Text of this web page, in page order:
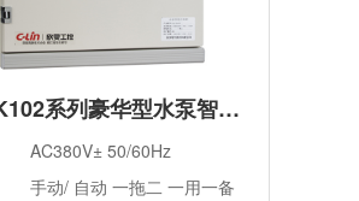
XLQ-SK102系列豪华型水泵智能控制箱（老款）
AC380V± 50/60Hz
手动/ 自动 一拖二 一用一备